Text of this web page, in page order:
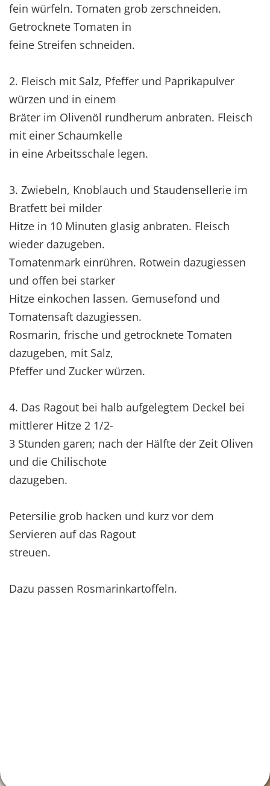
fein würfeln. Tomaten grob zerschneiden.
Getrocknete Tomaten in
feine Streifen schneiden.
2. Fleisch mit Salz, Pfeffer und Paprikapulver
würzen und in einem
Bräter im Olivenöl rundherum anbraten. Fleisch
mit einer Schaumkelle
in eine Arbeitsschale legen.
3. Zwiebeln, Knoblauch und Staudensellerie im
Bratfett bei milder
Hitze in 10 Minuten glasig anbraten. Fleisch
wieder dazugeben.
Tomatenmark einrühren. Rotwein dazugiessen
und offen bei starker
Hitze einkochen lassen. Gemusefond und
Tomatensaft dazugiessen.
Rosmarin, frische und getrocknete Tomaten
dazugeben, mit Salz,
Pfeffer und Zucker würzen.
4. Das Ragout bei halb aufgelegtem Deckel bei
mittlerer Hitze 2 1/2-
3 Stunden garen; nach der Hälfte der Zeit Oliven
und die Chilischote
dazugeben.
Petersilie grob hacken und kurz vor dem
Servieren auf das Ragout
streuen.
Dazu passen Rosmarinkartoffeln.